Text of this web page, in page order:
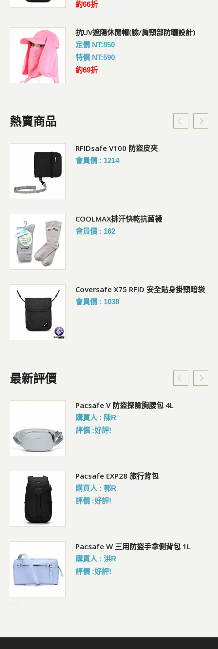
約66折
抗UV遮陽休閒帽(臉/肩頸部防曬設計)
定價 NT:850
特價 NT:590
約69折
熱賣商品
RFIDsafe V100 防盜皮夾
會員價 : 1214
COOLMAX排汗快乾抗菌襪
會員價 : 162
Coversafe X75 RFID 安全貼身掛頸暗袋
會員價 : 1038
最新評價
Pacsafe V 防盜探險胸腰包 4L
購買人 : 陳R
評價 :好評!
Pacsafe EXP28 旅行背包
購買人 : 郭R
評價 :好評!
Pacsafe W 三用防盜手拿側背包 1L
購買人 : 洪R
評價 :好評!